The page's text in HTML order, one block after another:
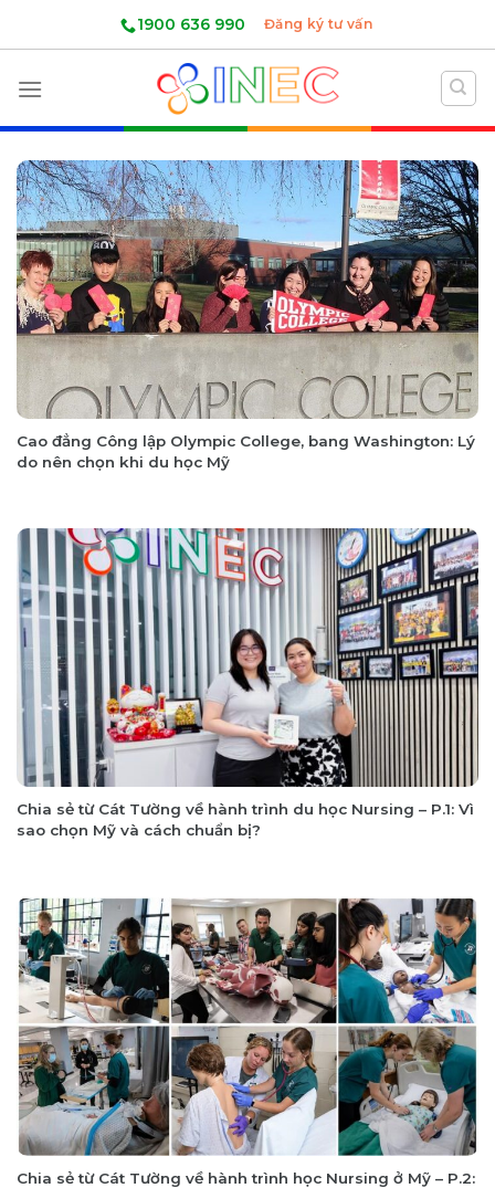
1900 636 990 Đăng ký tư vấn
Cao đẳng Công lập Olympic College, bang Washington: Lý
do nên chọn khi du học Mỹ
Chia sẻ từ Cát Tường về hành trình du học Nursing – P.1: Vì
sao chọn Mỹ và cách chuẩn bị?
Chia sẻ từ Cát Tường về hành trình học Nursing ở Mỹ – P.2: